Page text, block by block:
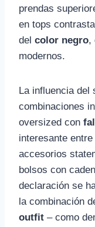
prendas
en tops
del color negro,
modernos.
La influencia del
combinaciones
oversized con
interesante
accesorios
bolsos con
declaración se
la combinación
outfit – como